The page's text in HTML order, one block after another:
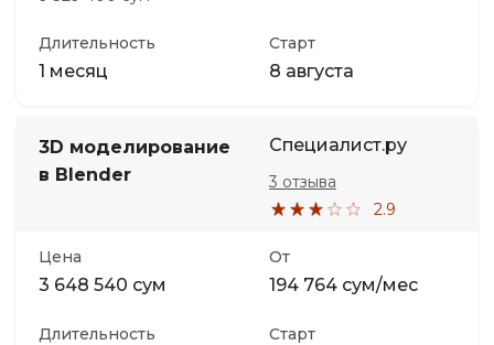
Длительность
1 месяц
Старт
8 августа
3D моделирование
в Blender
Специалист.ру
2.9
3 отзыва
Цена
3 648 540 сум
От
194 764 сум/мес
Длительность Старт